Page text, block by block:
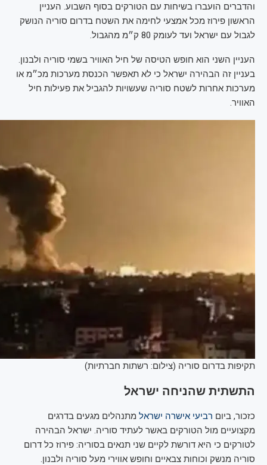
והדברים הועברו בשיחות עם הטורקים בסוף השבוע. העניין
הראשון פירוז מכל אמצעי לחימה את השטח בדרום סוריה הנושק
לגבול עם ישראל ועד לעומק 80 ק״מ מהגבול.
העניין השני הוא חופש הטיסה של חיל האוויר בשמי סוריה ולבנון.
בעניין זה הבהירה ישראל כי לא תאפשר הכנסת מערכות מכ״מ או
מערכות אחרות לשטח סוריה שעשויות להגביל את פעילות חיל
האוויר.
תקיפות בדרום סוריה (צילום: רשתות חברתיות)
התשתית שהניחה ישראל
כזכור, ביום רביעי אישרה ישראל מתנהלים מגעים בדרגים
מקצועיים מול הטורקים באשר לעתיד סוריה. ישראל הבהירה
לטורקים כי היא דורשת לקיים שני תנאים בסוריה: פירוז כל דרום
סוריה מנשק וכוחות צבאיים וחופש אווירי מעל סוריה ולבנון.